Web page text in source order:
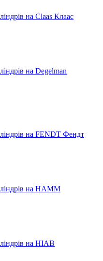
на Claas Клаас
на Degelman
на FENDT Фендт
на HAMM
на HIAB